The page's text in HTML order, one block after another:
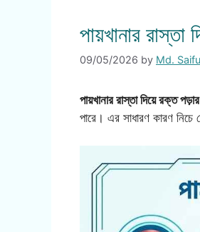
পায়খানার
09/05/2026 by Md.
পায়খানার রাস্তা দিয়ে রক্ত
পারে। এর সাধারণ কারণ নিচে